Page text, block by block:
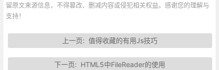
留原文来源信息，不得篡改、删减内容或侵犯相关权益。感谢您的理解与
支持！
上一页:值得收藏的有用Js技巧
下一页: HTML5中FileReader的使用